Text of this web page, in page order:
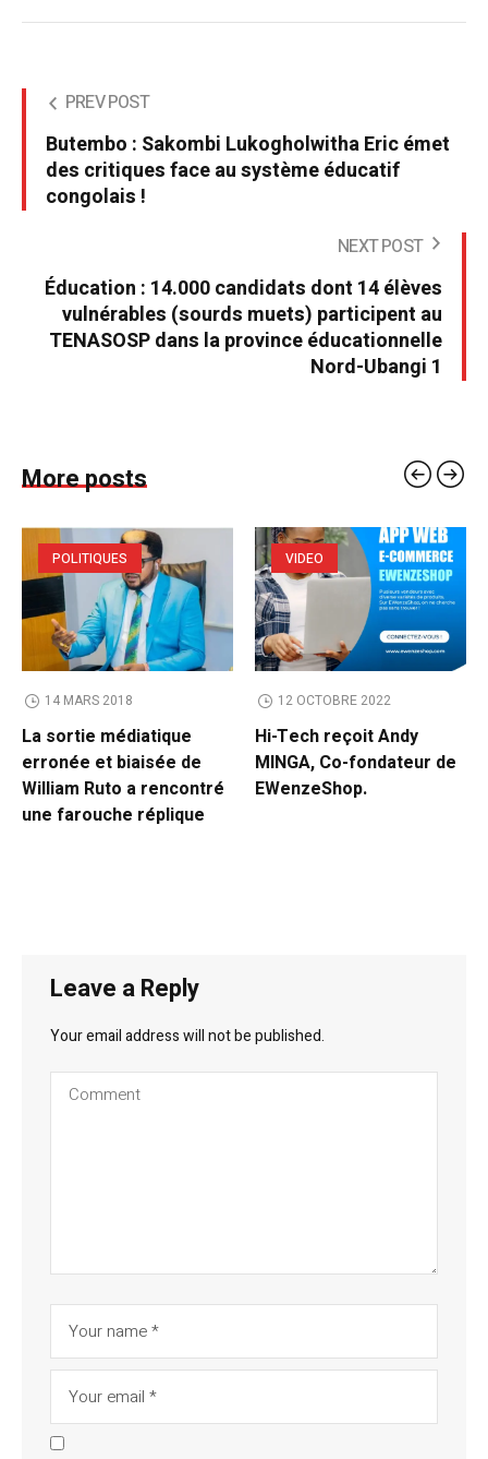
PREV POST
Butembo : Sakombi Lukogholwitha Eric émet
des critiques face au système éducatif
congolais !
NEXT POST
Éducation : 14.000 candidats dont 14 élèves
vulnérables (sourds muets) participent au
TENASOSP dans la province éducationnelle
Nord-Ubangi 1
More posts
POLITIQUES
14 MARS 2018
La sortie médiatique
erronée et biaisée de
William Ruto a rencontré
une farouche réplique
VIDEO
12 OCTOBRE 2022
Hi-Tech reçoit Andy
MINGA, Co-fondateur de
EWenzeShop.
Leave a Reply
Your email address will not be published.